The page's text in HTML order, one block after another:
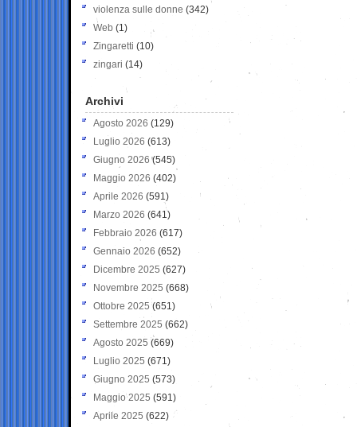
violenza sulle donne (342)
Web (1)
Zingaretti (10)
zingari (14)
Archivi
Agosto 2026 (129)
Luglio 2026 (613)
Giugno 2026 (545)
Maggio 2026 (402)
Aprile 2026 (591)
Marzo 2026 (641)
Febbraio 2026 (617)
Gennaio 2026 (652)
Dicembre 2025 (627)
Novembre 2025 (668)
Ottobre 2025 (651)
Settembre 2025 (662)
Agosto 2025 (669)
Luglio 2025 (671)
Giugno 2025 (573)
Maggio 2025 (591)
Aprile 2025 (622)